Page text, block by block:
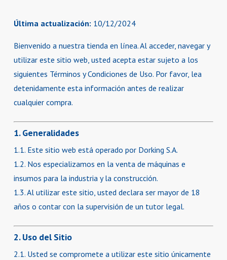
Última actualización: 10/12/2024
Bienvenido a nuestra tienda en línea. Al acceder, navegar y
utilizar este sitio web, usted acepta estar sujeto a los
siguientes Términos y Condiciones de Uso. Por favor, lea
detenidamente esta información antes de realizar
cualquier compra.
1. Generalidades
1.1. Este sitio web está operado por Dorking S.A.
1.2. Nos especializamos en la venta de máquinas e
insumos para la industria y la construcción.
1.3. Al utilizar este sitio, usted declara ser mayor de 18
años o contar con la supervisión de un tutor legal.
2. Uso del Sitio
2.1. Usted se compromete a utilizar este sitio únicamente